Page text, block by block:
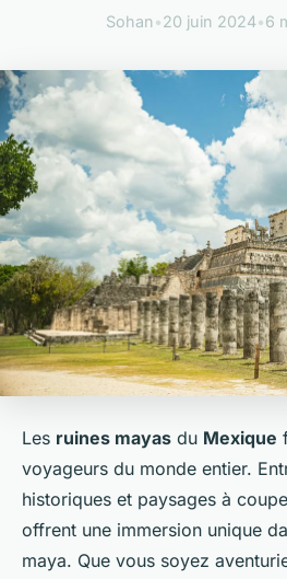
Sohan•20 juin 2024•6
Les ruines mayas du Mexique
voyageurs du monde entier.
historiques et paysages à
offrent une immersion unique
maya. Que vous soyez